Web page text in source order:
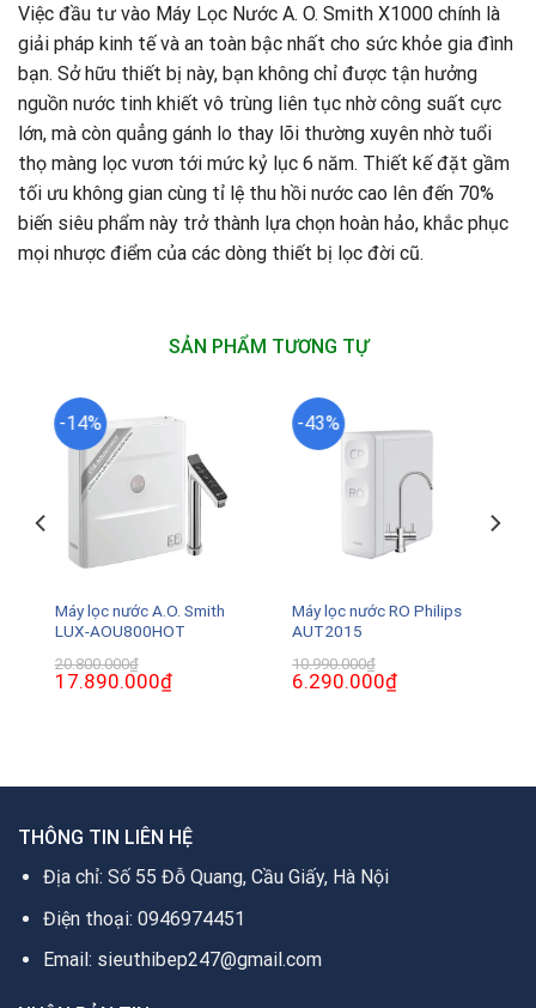
Việc đầu tư vào Máy Lọc Nước A. O. Smith X1000 chính là
giải pháp kinh tế và an toàn bậc nhất cho sức khỏe gia đình
bạn. Sở hữu thiết bị này, bạn không chỉ được tận hưởng
nguồn nước tinh khiết vô trùng liên tục nhờ công suất cực
lớn, mà còn quẳng gánh lo thay lõi thường xuyên nhờ tuổi
thọ màng lọc vươn tới mức kỷ lục 6 năm. Thiết kế đặt gầm
tối ưu không gian cùng tỉ lệ thu hồi nước cao lên đến 70%
biến siêu phẩm này trở thành lựa chọn hoàn hảo, khắc phục
mọi nhược điểm của các dòng thiết bị lọc đời cũ.
SẢN PHẨM TƯƠNG TỰ
-14%
Máy lọc nước A.O. Smith
LUX-AOU800HOT
20.800.000₫
Giá
gốc
17.890.000₫Giá
hiện
-43%
Máy lọc nước RO Philips
AUT2015
10.990.000₫
Giá
gốc
6.290.000₫Giá
hiện
THÔNG TIN LIÊN HỆ
Địa chỉ: Số 55 Đỗ Quang, Cầu Giấy, Hà Nội
Điện thoại: 0946974451
Email: sieuthibep247@gmail.com